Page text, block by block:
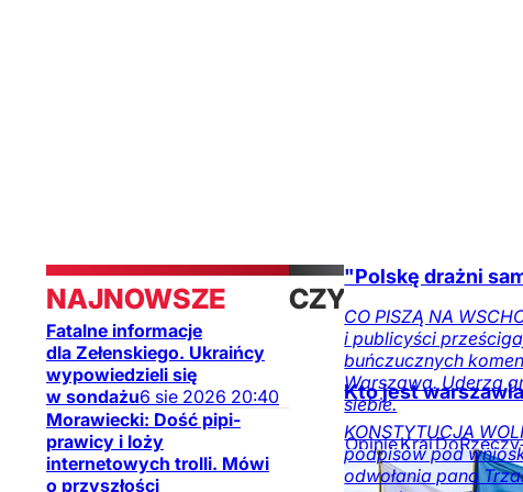
NAJNOWSZE
Fatalne informacje
dla Zełenskiego. Ukraińcy
wypowiedzieli się
w sondażu6 sie 2026 20:40
Morawiecki: Dość pipi-
prawicy i loży
internetowych trolli. Mówi
o przyszłości
CZYTAJ
TAKŻE
"Polskę drażni
CO PISZĄ NA
i publicyści
buńczucznych
Warszawa. Uderza
siebie.
OpinieKraj
na DoRzeczy.pl
Kto jest
KONSTYTUCJA
podpisów pod
odwołania pana